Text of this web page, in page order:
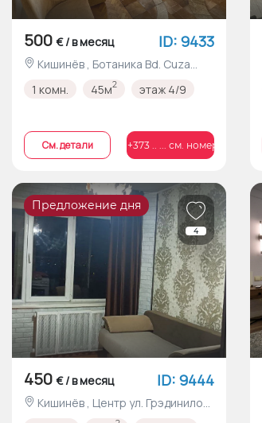
500 € / в месяц ID: 9433
1 комн. 45м2 этаж 4/9
Cм. детали +373 .. ... см. номер
4
Предложение дня
450 € / в месяц ID: 9444